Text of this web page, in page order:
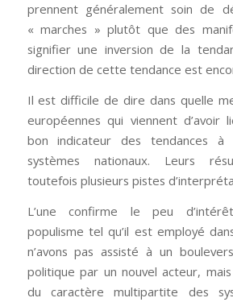
prennent généralement soin de
« marches » plutôt que des
signifier une inversion de la
direction de cette tendance est
Il est difficile de dire dans quelle
européennes qui viennent d’avoir
bon indicateur des tendances à
systèmes nationaux. Leurs
toutefois plusieurs pistes
L’une confirme le peu
populisme tel qu’il est employé
n’avons pas assisté à un
politique par un nouvel acteur,
du caractère multipartite des